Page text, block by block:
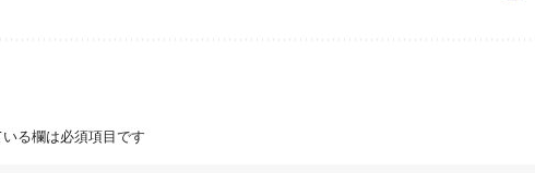
る欄は必須項目です